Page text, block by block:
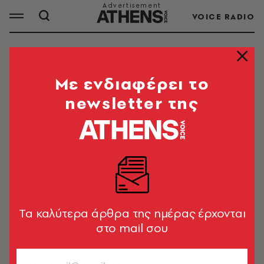
VOICE RADIO
ΘΕΡΜΟΚΡΑΣΙΑ
ΟΛΑ ΤΑ ΑΡΘΡΑ ΤΟΥ TAG
ΕΛΛΑΔΑ
κακοκαιρίας - Πού καταγράφονται
καταιγίδες αυτήν την ώρα
Mε ενδιαφέρει το
newsletter της
Tα καλύτερα άρθρα της ημέρας έρχονται
στο mail σου